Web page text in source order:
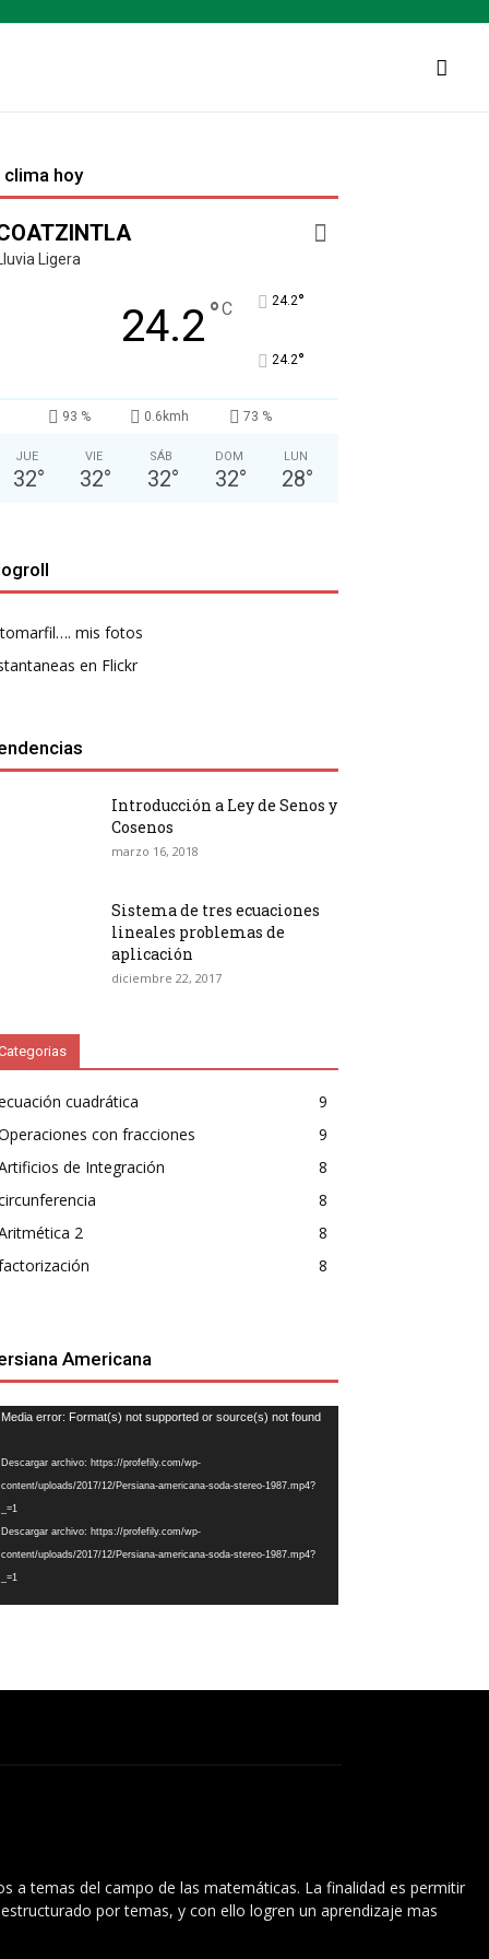
clima hoy
Lluvia Ligera
24.2°C 24.2°
24.2°
93 % 0.6kmh 73 %
JUE
32°
VIE
32°
SÁB
32°
DOM
32°
LUN
28°
mis fotos
en Flickr
Introducción a Ley de Senos y
Cosenos
marzo 16, 2018
Sistema de tres ecuaciones
lineales problemas de
aplicación
diciembre 22, 2017
cuadrática
9
con fracciones
9
de Integración
8
8
2
8
8
Americana
Media error: Format(s) not supported or source(s) not found
Descargar archivo: https://profefily.com/wp-
content/uploads/2017/12/Persiana-americana-soda-stereo-1987.mp4?
_=1
Descargar archivo: https://profefily.com/wp-
content/uploads/2017/12/Persiana-americana-soda-stereo-1987.mp4?
_=1
a temas del campo de las matemáticas. La finalidad es permitir
por temas, y con ello logren un aprendizaje mas